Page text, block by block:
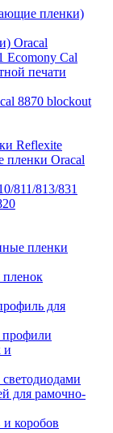
пленки)
Oracal
Ecomony Cal
печати
8870 blockout
Reflexite
пленки Oracal
811/813/831
пленки
пленок
для
и
для рамочно-
коробов